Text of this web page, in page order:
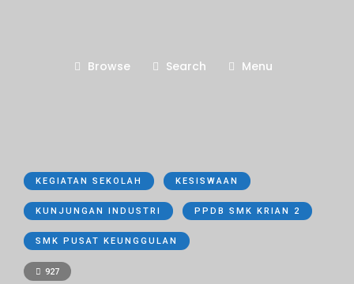
Browse Search Menu
KEGIATAN SEKOLAH KESISWAAN
KUNJUNGAN INDUSTRI PPDB SMK KRIAN 2
SMK PUSAT KEUNGGULAN
927